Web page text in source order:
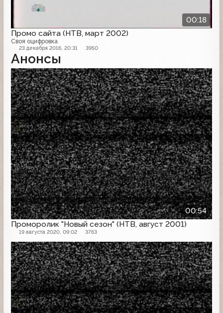
00:18
Промо сайта (НТВ, март 2002)
Своя оцифровка
23 декабря 2016, 20:31 3950
Анонсы
00:54
Проморолик "Новый сезон" (НТВ, август 2001)
19 августа 2020, 09:02 3763
Проморолик
Проморолик